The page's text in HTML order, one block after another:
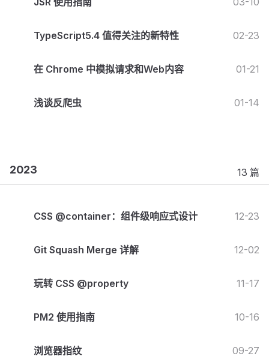
TypeScript5.4 值得关注的新特性 02-23
在 Chrome 中模拟请求和Web内容 01-21
浅谈反爬虫 01-14
2023 13 篇
CSS @container：组件级响应式设计 12-23
Git Squash Merge 详解 12-02
玩转 CSS @property 11-17
PM2 使用指南 10-16
浏览器指纹 09-27